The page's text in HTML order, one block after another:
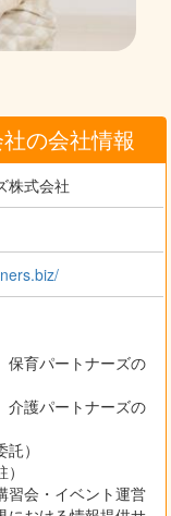
の会社情報
株式会社
育パートナーズの
護パートナーズの
）
習会・イベント運営